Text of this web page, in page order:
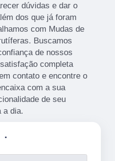
dúvidas e dar o
dos que já foram
com Mudas de
Buscamos
de nossos
completa
contato e encontre o
com a sua
de seu
a dia.
.